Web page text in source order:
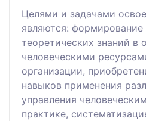
Целями и задачами
являются:
теоретических знаний в
человеческими
организации,
навыков применения
управления
практике,